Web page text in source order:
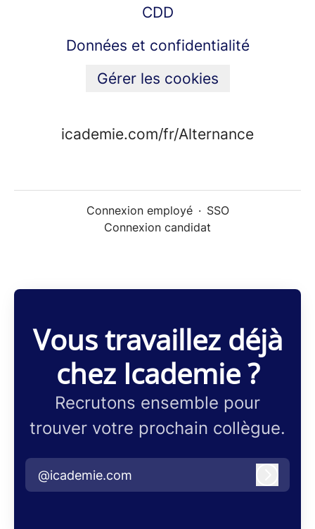
CDD
Données et confidentialité
Gérer les cookies
icademie.com/fr/Alternance
Connexion employé · SSO
Connexion candidat
Vous travaillez déjà
chez Icademie ?
Recrutons ensemble pour
trouver votre prochain collègue.
@icademie.com